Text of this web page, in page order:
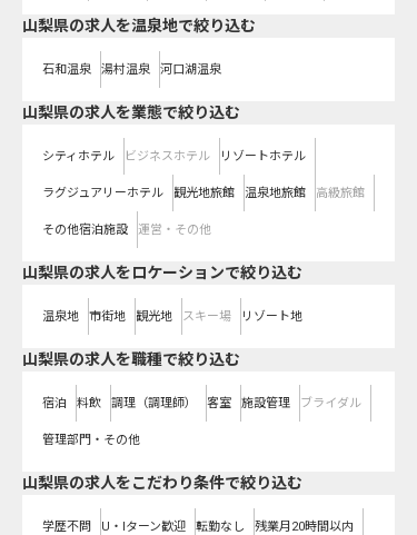
山梨県の求人を温泉地で絞り込む
石和温泉 湯村温泉 河口湖温泉
山梨県の求人を業態で絞り込む
シティホテル ビジネスホテル リゾートホテル
ラグジュアリーホテル 観光地旅館 温泉地旅館 高級旅館
その他宿泊施設 運営・その他
山梨県の求人をロケーションで絞り込む
温泉地 市街地 観光地 スキー場 リゾート地
山梨県の求人を職種で絞り込む
宿泊 料飲 調理（調理師） 客室 施設管理 ブライダル
管理部門・その他
山梨県の求人をこだわり条件で絞り込む
学歴不問 U・Iターン歓迎 転勤なし 残業月20時間以内